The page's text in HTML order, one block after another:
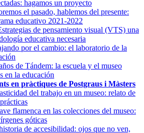
hagamos un proyecto
el pasado, hablemos del presente:
educativo 2021-2022
de pensamiento visual (VTS) una
educativa necesaria
por el cambio: el laboratorio de la
de Tándem: la escuela y el museo
en la educación
en pràctiques de Postgraus i Màsters
del trabajo en un museo: relato de
flamenca en las colecciones del museo:
góticas
de accesibilidad: ojos que no ven,